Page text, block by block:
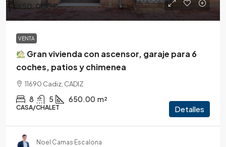
450.000€
VENTA
Gran vivienda con ascensor, garaje para 6
coches, patios y chimenea
11690 Cadiz, CADIZ
8 5 650.00 m²
CASA/CHALET Detalles
Noel Camas Escalona